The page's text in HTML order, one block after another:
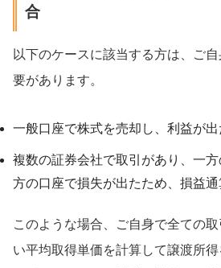
合
以下のケースに該当する方は、ご
要があります。
一般口座で株式を売却し、利益が出
複数の証券会社で取引があり、一
方の口座で損失が出たため、損益
このような場合、ご自身で全ての
い平均取得単価を計算して譲渡所